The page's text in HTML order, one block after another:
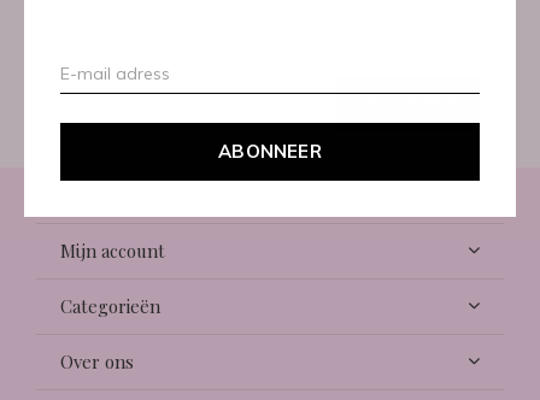
ABONNEER
Mijn account
Categorieën
Over ons